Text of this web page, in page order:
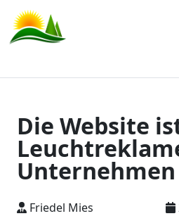
Die Website
Friedel Mies